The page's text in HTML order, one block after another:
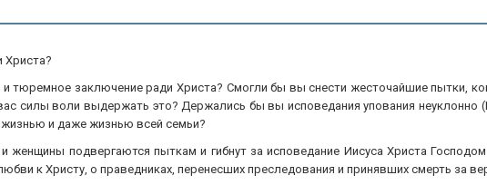
Христа?
тюремное заключение ради Христа? Смогли бы вы снести жесточайшие пытки,
силы воли выдержать это? Держались бы вы исповедания упования неуклонно
жизнью и даже жизнью всей семьи?
подвергаются пыткам и гибнут за исповедание Иисуса Христа
к Христу, о праведниках, перенесших преследования и принявших смерть за